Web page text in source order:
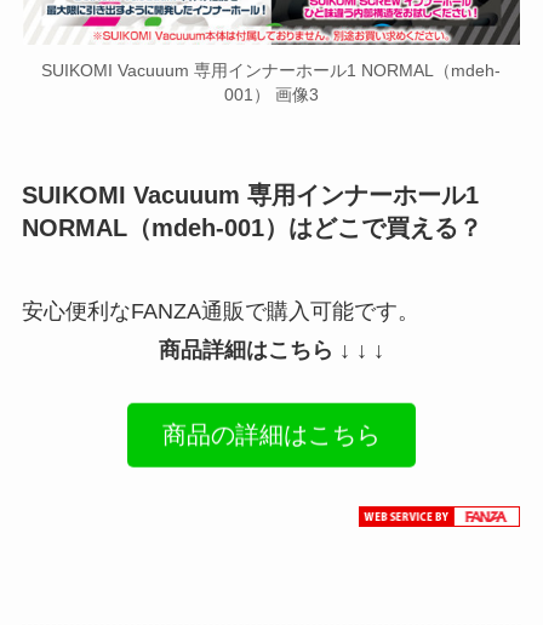
SUIKOMI Vacuuum 専用インナーホール1 NORMAL（mdeh-
001） 画像3
SUIKOMI Vacuuum 専用インナーホール1
NORMAL（mdeh-001）はどこで買える？
安心便利なFANZA通販で購入可能です。
商品詳細はこちら ↓ ↓ ↓
商品の詳細はこちら